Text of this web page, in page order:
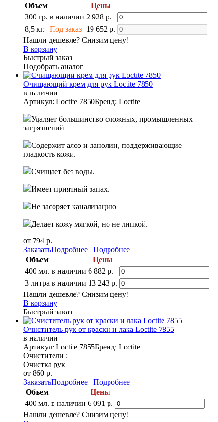
Объем
Цены
300 гр. в наличии 2 928 р.
8,5 кг.
Под заказ 19 652 р.
Нашли дешевле? Снизим цену!
В корзину
Быстрый заказ
Подобрать аналог
Очищающий крем для рук Loctite 7850
в наличии
Артикул: Loctite 7850Бренд: Loctite
Удаляет большинство сложных, промышленных
загрязнений
Содержит алоэ и ланолин, поддерживающие
гладкость кожи.
Очищает без воды.
Имеет приятный запах.
Не засоряет канализацию
Делает кожу мягкой, но не липкой.
от 794 р.
ЗаказатьПодробнее
Подробнее
Объем
Цены
400 мл. в наличии 6 882 р.
3 литра в наличии 13 243 р.
Нашли дешевле? Снизим цену!
В корзину
Быстрый заказ
Очиститель рук от краски и лака Loctite 7855
в наличии
Артикул: Loctite 7855Бренд: Loctite
Очистители :
Очистка рук
от 860 р.
ЗаказатьПодробнее
Подробнее
Объем
Цены
400 мл. в наличии 6 091 р.
Нашли дешевле? Снизим цену!